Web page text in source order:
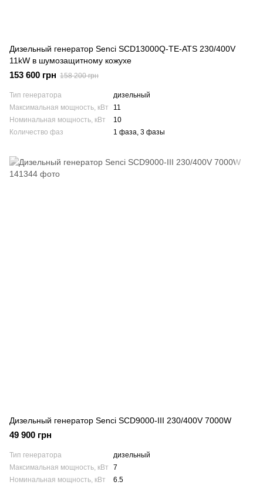
Дизельный генератор Senci SCD13000Q-TE-ATS 230/400V
11kW в шумозащитному кожухе
153 600 грн 158 200 грн
Тип генератора
дизельный
Максимальная мощность, кВт
11
Номинальная мощность, кВт
10
Количество фаз
1 фаза, 3 фазы
Дизельный генератор Senci SCD9000-III 230/400V 7000W
49 900 грн
Тип генератора
дизельный
Максимальная мощность, кВт
7
Номинальная мощность, кВт
6.5